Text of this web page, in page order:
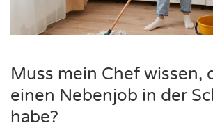
Muss mein Chef wissen,
einen Nebenjob in der
habe?